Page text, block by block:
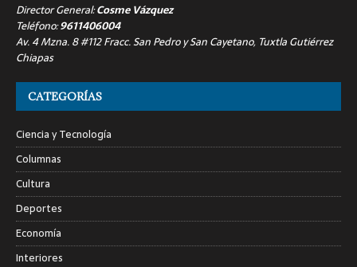
Director General:Cosme Vázquez
Teléfono:9611406004
Av. 4 Mzna. 8 #112 Fracc. San Pedro y San Cayetano, Tuxtla Gutiérrez
Chiapas
CATEGORÍAS
Ciencia y Tecnología
Columnas
Cultura
Deportes
Economía
Interiores